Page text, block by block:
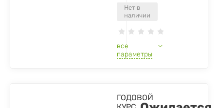
Нет в
наличии
все
параметры
ГОДОВОЙ